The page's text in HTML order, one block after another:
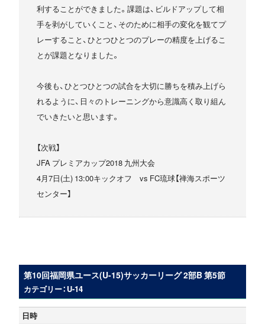
利することができました。課題は、ビルドアップして相
手を剥がしていくこと、そのために相手の変化を観てプ
レーすること、ひとつひとつのプレーの精度を上げるこ
とが課題となりました。
今後も、ひとつひとつの試合を大切に勝ちを積み上げら
れるように、日々のトレーニングから意識高く取り組ん
でいきたいと思います。
【次戦】
JFA プレミアカップ2018 九州大会
4月7日(土) 13:00キックオフ vs FC琉球【禅海スポーツ
センター】
第10回福岡県ユース(U-15)サッカーリーグ 2部B 第5節
カテゴリー：U-14
日時